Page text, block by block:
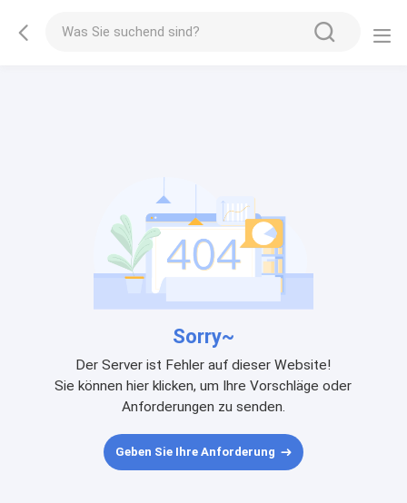
Sorry~
Der Server ist Fehler auf dieser Website!
Sie können hier klicken, um Ihre Vorschläge oder
Anforderungen zu senden.
Geben Sie Ihre Anforderung